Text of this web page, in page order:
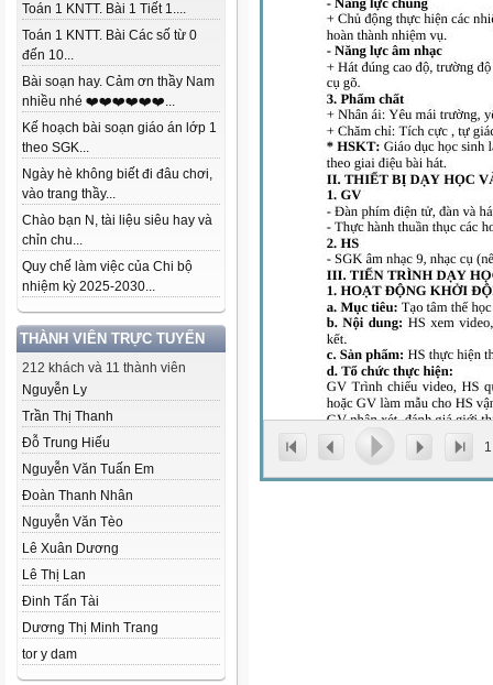
Toán 1 KNTT. Bài 1 Tiết 1....
Toán 1 KNTT. Bài Các số từ 0
đến 10...
Bài soạn hay. Cảm ơn thầy Nam
nhiều nhé ❤️❤️❤️❤️❤️❤️...
Kế hoạch bài soạn giáo án lớp 1
theo SGK...
Ngày hè không biết đi đâu chơi,
vào trang thầy...
Chào bạn N, tài liệu siêu hay và
chỉn chu...
Quy chế làm việc của Chi bộ
nhiệm kỳ 2025-2030...
THÀNH VIÊN TRỰC TUYẾN
212 khách và 11 thành viên
Nguyễn Ly
Trần Thị Thanh
Đỗ Trung Hiếu
Nguyễn Văn Tuấn Em
Đoàn Thanh Nhân
Nguyễn Văn Tèo
Lê Xuân Dương
Lê Thị Lan
Đinh Tấn Tài
Dương Thị Minh Trang
tor y dam
1